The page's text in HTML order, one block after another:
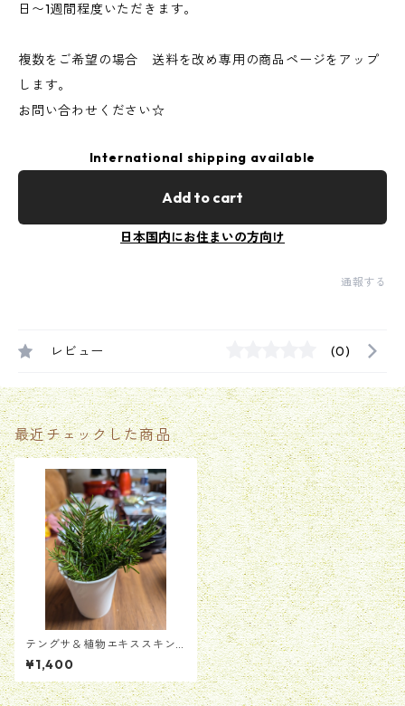
日〜1週間程度いただきます。
複数をご希望の場合 送料を改め専用の商品ページをアップ
します。
お問い合わせください☆
International shipping available
Add to cart
日本国内にお住まいの方向け
通報する
レビュー (0)
最近チェックした商品
テングサ＆植物エキススキン
ジェル(ローズマリー＆アロエ
ベラ）25ml
¥1,400